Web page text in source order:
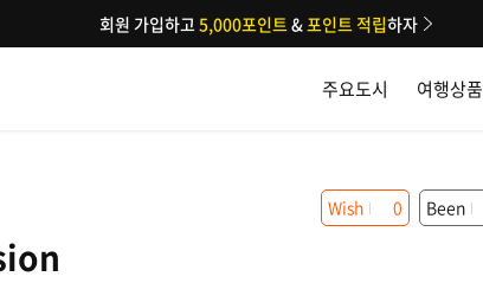
주요도시 여행상품
회원 가입하고5,000포인트&포인트 적립하자
Wish 0 Been